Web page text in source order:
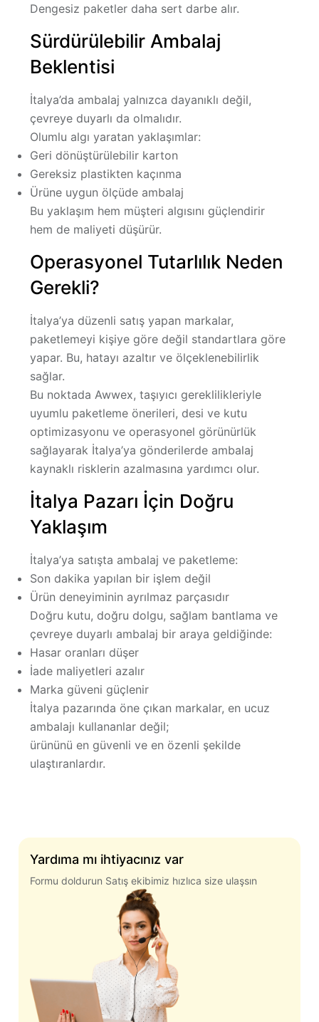
Yardıma mı ihtiyacınız var
Formu doldurun Satış ekibimiz hızlıca size ulaşsın
Dengesiz paketler daha sert darbe alır.
Sürdürülebilir Ambalaj
Beklentisi
İtalya’da ambalaj yalnızca dayanıklı değil,
çevreye duyarlı da olmalıdır.
Olumlu algı yaratan yaklaşımlar:
Geri dönüştürülebilir karton
Gereksiz plastikten kaçınma
Ürüne uygun ölçüde ambalaj
Bu yaklaşım hem müşteri algısını güçlendirir
hem de maliyeti düşürür.
Operasyonel Tutarlılık Neden
Gerekli?
İtalya’ya düzenli satış yapan markalar,
paketlemeyi kişiye göre değil standartlara göre
yapar. Bu, hatayı azaltır ve ölçeklenebilirlik
sağlar.
Bu noktada Awwex, taşıyıcı gereklilikleriyle
uyumlu paketleme önerileri, desi ve kutu
optimizasyonu ve operasyonel görünürlük
sağlayarak İtalya’ya gönderilerde ambalaj
kaynaklı risklerin azalmasına yardımcı olur.
İtalya Pazarı İçin Doğru
Yaklaşım
İtalya’ya satışta ambalaj ve paketleme:
Son dakika yapılan bir işlem değil
Ürün deneyiminin ayrılmaz parçasıdır
Doğru kutu, doğru dolgu, sağlam bantlama ve
çevreye duyarlı ambalaj bir araya geldiğinde:
Hasar oranları düşer
İade maliyetleri azalır
Marka güveni güçlenir
İtalya pazarında öne çıkan markalar, en ucuz
ambalajı kullananlar değil;
ürününü en güvenli ve en özenli şekilde
ulaştıranlardır.